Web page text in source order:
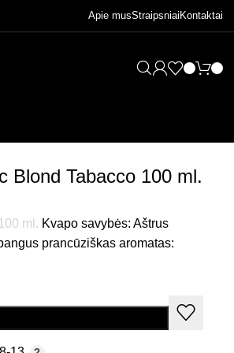
Apie musStraipsniai Kontaktai
Blond Tabacco 100 ml.
ml. Kvapo savybės: Aštrus
prancūziškas aromatas: